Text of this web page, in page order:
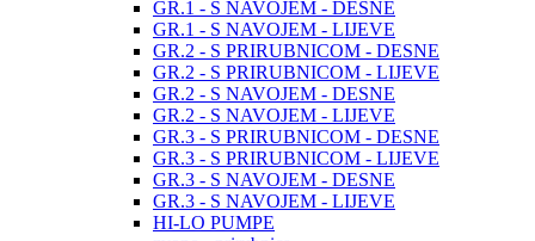
GR.1 - S NAVOJEM - DESNE
GR.1 - S NAVOJEM - LIJEVE
GR.2 - S PRIRUBNICOM - DESNE
GR.2 - S PRIRUBNICOM - LIJEVE
GR.2 - S NAVOJEM - DESNE
GR.2 - S NAVOJEM - LIJEVE
GR.3 - S PRIRUBNICOM - DESNE
GR.3 - S PRIRUBNICOM - LIJEVE
GR.3 - S NAVOJEM - DESNE
GR.3 - S NAVOJEM - LIJEVE
HI-LO PUMPE